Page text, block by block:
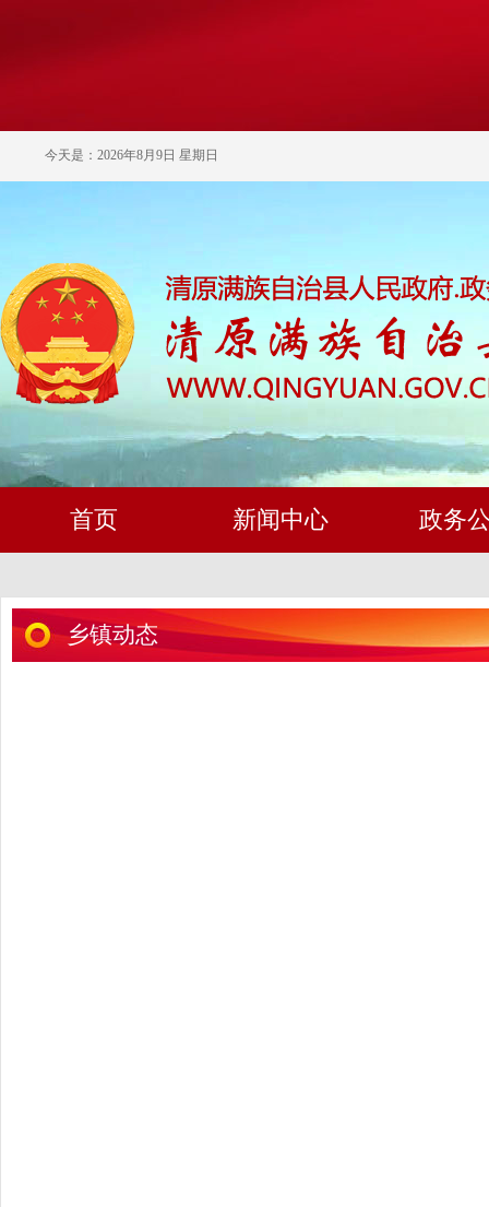
今天是：2026年8月9日 星期日
首页 新闻中心 政务
乡镇动态